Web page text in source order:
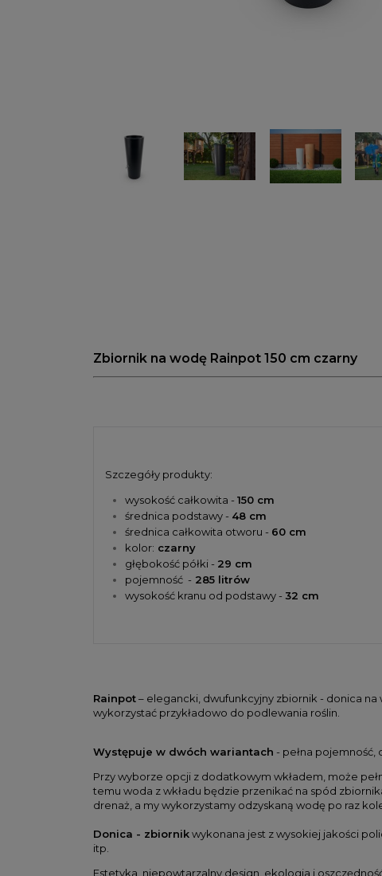
Zbiornik na wodę Rainpot 150 cm czarny
Szczegóły produkty:
wysokość całkowita - 150 cm
średnica podstawy - 48 cm
średnica całkowita otworu - 60 cm
kolor: czarny
głębokość półki - 29 cm
pojemność - 285 litrów
wysokość kranu od podstawy - 32 cm
Rainpot– elegancki, dwufunkcyjny zbiornik - donica
wykorzystać przykładowo do podlewania roślin.
Występuje w dwóch wariantach - pełna pojemność,
Przy wyborze opcji z dodatkowym wkładem, może
temu woda z wkładu będzie przenikać na spód
drenaż, a my wykorzystamy odzyskaną wodę po raz
Donica - zbiornikwykonana jest z wysokiej jakości
itp.
Estetyka, niepowtarzalny design, ekologia i